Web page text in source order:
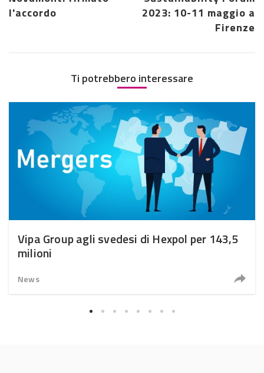
l'accordo
2023: 10-11 maggio a
Firenze
Ti potrebbero interessare
Vipa Group agli svedesi di Hexpol per 143,5
milioni
News